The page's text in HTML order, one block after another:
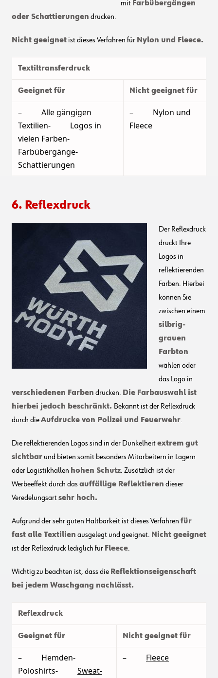
mit Farbübergängen
oder Schattierungen drucken.
Nicht geeignet ist dieses Verfahren für Nylon und Fleece.
Textiltransferdruck
Geeignet für Nicht geeignet für
– Alle gängigen
Textilien- Logos in
vielen Farben-
Farbübergänge-
Schattierungen
– Nylon und
Fleece
6. Reflexdruck
Der Reflexdruck
druckt Ihre
Logos in
reflektierenden
Farben. Hierbei
können Sie
zwischen einem
silbrig-
grauen
Farbton
wählen oder
das Logo in
verschiedenen Farben drucken. Die Farbauswahl ist
hierbei jedoch beschränkt. Bekannt ist der Reflexdruck
durch dieAufdrucke von Polizei und Feuerwehr.
Die reflektierenden Logos sind in der Dunkelheitextrem gut
sichtbar und bieten somit besonders Mitarbeitern in Lagern
oder Logistikhallen hohen Schutz. Zusätzlich ist der
Werbeeffekt durch dasauffällige Reflektieren dieser
Veredelungsartsehr hoch.
Aufgrund der sehr guten Haltbarkeit ist dieses Verfahren für
fast alle Textilien ausgelegt und geeignet. Nicht geeignet
ist der Reflexdruck lediglich für Fleece.
Wichtig zu beachten ist, dass die Reflektionseigenschaft
bei jedem Waschgang nachlässt.
Reflexdruck
Geeignet für Nicht geeignet für
– Hemden-
Poloshirts- Sweat-
– Fleece